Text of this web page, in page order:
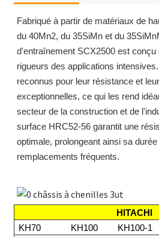
Fabriqué à partir de matériaux de
du 40Mn2, du 35SiMn et du
d'entraînement SCX2500 est conçu
rigueurs des applications
reconnus pour leur résistance et
exceptionnelles, ce qui les rend
secteur de la construction et de
surface HRC52-56 garantit une
optimale, prolongeant ainsi sa
remplacements fréquents.
HITACHI
KH70
KH100 KH100-1